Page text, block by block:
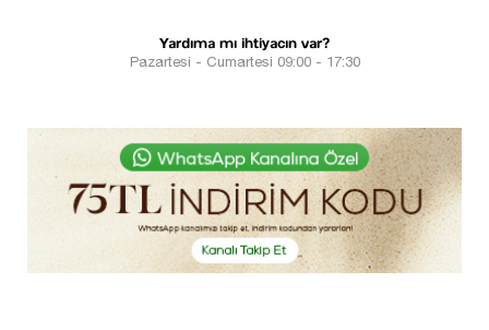
Yardıma mı ihtiyacın var?
Pazartesi - Cumartesi 09:00 - 17:30